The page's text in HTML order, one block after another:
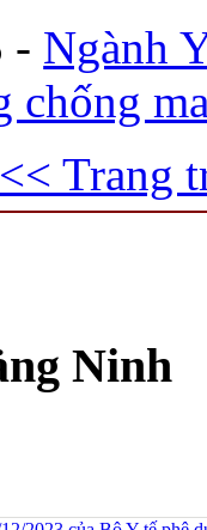
- Ngành
chống
<< Trang
Ninh